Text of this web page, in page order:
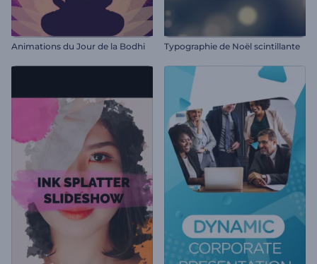
Animations du Jour de la Bodhi Typographie de Noël scintillante